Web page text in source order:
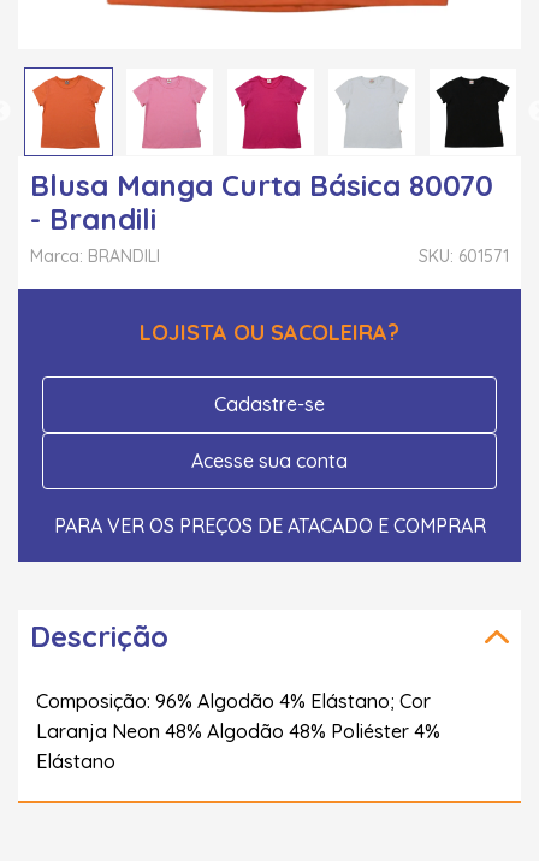
Blusa Manga Curta Básica 80070
- Brandili
SKU: 601571
Marca: BRANDILI
LOJISTA OU SACOLEIRA?
Cadastre-se
Acesse sua conta
PARA VER OS PREÇOS DE ATACADO E COMPRAR
Descrição
Composição: 96% Algodão 4% Elástano; Cor
Laranja Neon 48% Algodão 48% Poliéster 4%
Elástano